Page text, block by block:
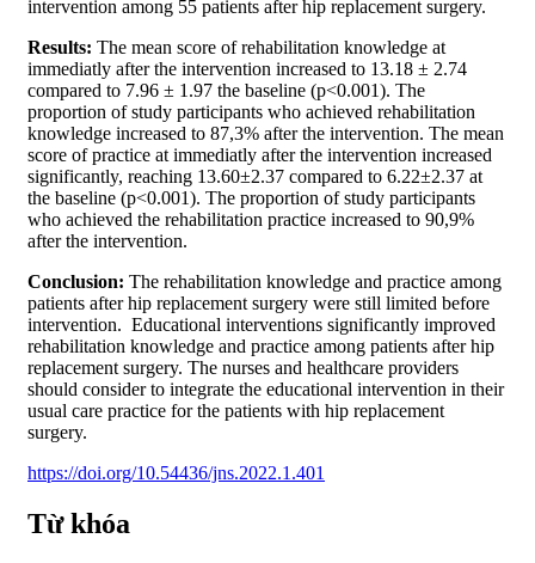
intervention among 55 patients after hip replacement surgery.
Results: The mean score of rehabilitation knowledge at
immediatly after the intervention increased to 13.18 ± 2.74
compared to 7.96 ± 1.97 the baseline (p<0.001). The
proportion of study participants who achieved rehabilitation
knowledge increased to 87,3% after the intervention. The mean
score of practice at immediatly after the intervention increased
significantly, reaching 13.60±2.37 compared to 6.22±2.37 at
the baseline (p<0.001). The proportion of study participants
who achieved the rehabilitation practice increased to 90,9%
after the intervention.
Conclusion: The rehabilitation knowledge and practice among
patients after hip replacement surgery were still limited before
intervention. Educational interventions significantly improved
rehabilitation knowledge and practice among patients after hip
replacement surgery. The nurses and healthcare providers
should consider to integrate the educational intervention in their
usual care practice for the patients with hip replacement
surgery.
https://doi.org/10.54436/jns.2022.1.401
Từ khóa